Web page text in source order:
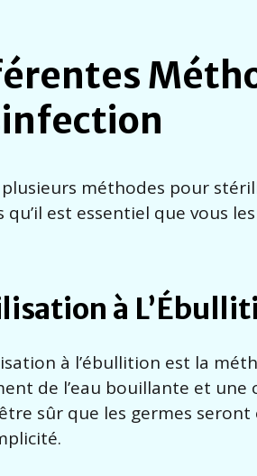
méthodes pour
qu’il est essentiel que vous
à
à l’ébullition est la
de l’eau bouillante et
sûr que les germes